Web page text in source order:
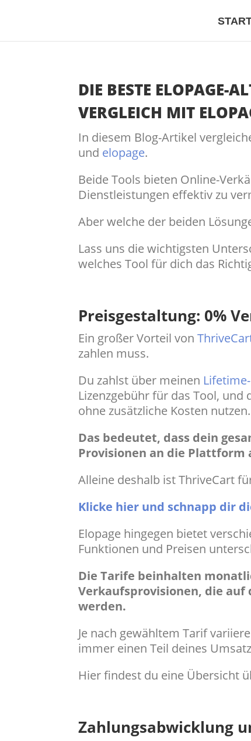
DIE BESTE ELOPAGE-
VERGLEICH MIT
In diesem Blog-Artikel
und elopage.
Beide Tools bieten Online-
Dienstleistungen effektiv zu
Aber welche der beiden
Lass uns die wichtigsten
welches Tool für dich das
Preisgestaltung: 0%
Ein großer Vorteil von
zahlen muss.
Du zahlst über meinen
Lizenzgebühr für das Tool, und
ohne zusätzliche Kosten nutzen.
Das bedeutet, dass dein
Provisionen an die Plattform
Alleine deshalb ist ThriveCart
Klicke hier und schnapp dir
Elopage hingegen bietet
Funktionen und Preisen
Die Tarife beinhalten
Verkaufsprovisionen, die
werden.
Je nach gewähltem Tarif
immer einen Teil deines
Hier findest du eine Übersicht
Zahlungsabwicklung